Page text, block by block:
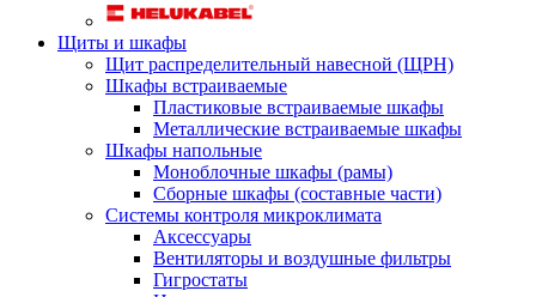
Щиты и шкафы
Щит распределительный навесной (ЩРН)
Шкафы встраиваемые
Пластиковые встраиваемые шкафы
Металлические встраиваемые шкафы
Шкафы напольные
Моноблочные шкафы (рамы)
Сборные шкафы (составные части)
Системы контроля микроклимата
Аксессуары
Вентиляторы и воздушные фильтры
Гигростаты